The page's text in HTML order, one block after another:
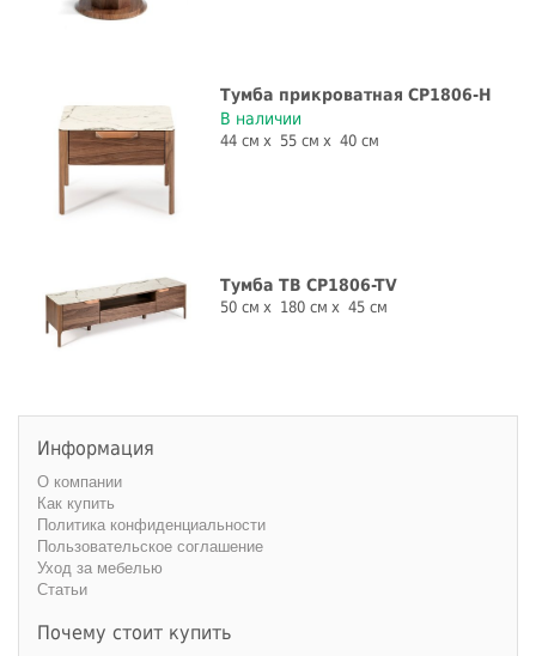
Тумба прикроватная CP1806-H
В наличии
44 см 55 см 40 см
Тумба ТВ CP1806-TV
50 см 180 см 45 см
Информация
О компании
Как купить
Политика конфиденциальности
Пользовательское соглашение
Уход за мебелью
Статьи
Почему стоит купить